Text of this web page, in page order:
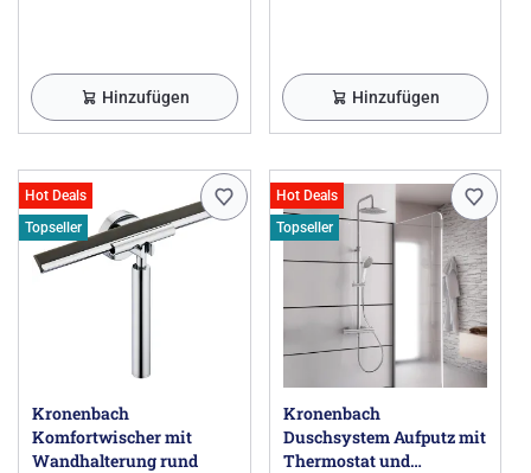
Hinzufügen Hinzufügen
Hot Deals
Topseller
Kronenbach
Komfortwischer mit
Wandhalterung rund
Hot Deals
Topseller
Kronenbach
Duschsystem Aufputz mit
Thermostat und